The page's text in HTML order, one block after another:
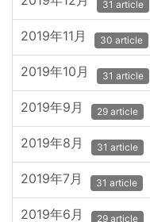
31 article
2019年11月 30 article
2019年10月 31 article
2019年9月 29 article
2019年8月 31 article
2019年7月 31 article
2019年6月 29 article